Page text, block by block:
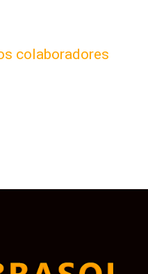
colaboradores
para garantir que você